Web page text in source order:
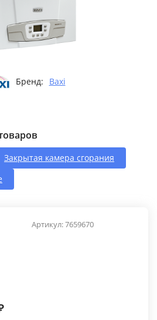
Бренд: Baxi
Закрытая камера сгорания
Артикул:7659670